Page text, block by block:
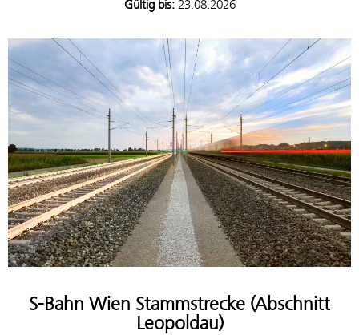
Gültig bis:23.08.2026
S-Bahn Wien Stammstrecke (Abschnitt
Leopoldau)